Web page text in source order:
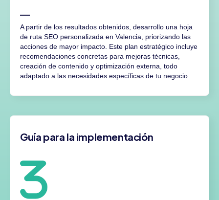
A partir de los resultados obtenidos, desarrollo una hoja
de ruta SEO personalizada en Valencia, priorizando las
acciones de mayor impacto. Este plan estratégico incluye
recomendaciones concretas para mejoras técnicas,
creación de contenido y optimización externa, todo
adaptado a las necesidades específicas de tu negocio.
Guía para la implementación